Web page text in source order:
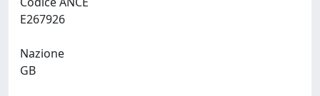
Nazione